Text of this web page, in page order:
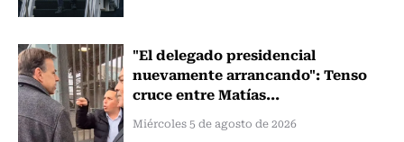
"El delegado presidencial
nuevamente arrancando": Tenso
cruce entre Matías...
Miércoles 5 de agosto de 2026